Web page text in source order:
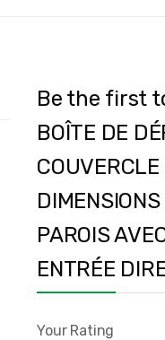
Be the first
BOÎTE DE
PAROIS
ENTRÉE
Your Rating